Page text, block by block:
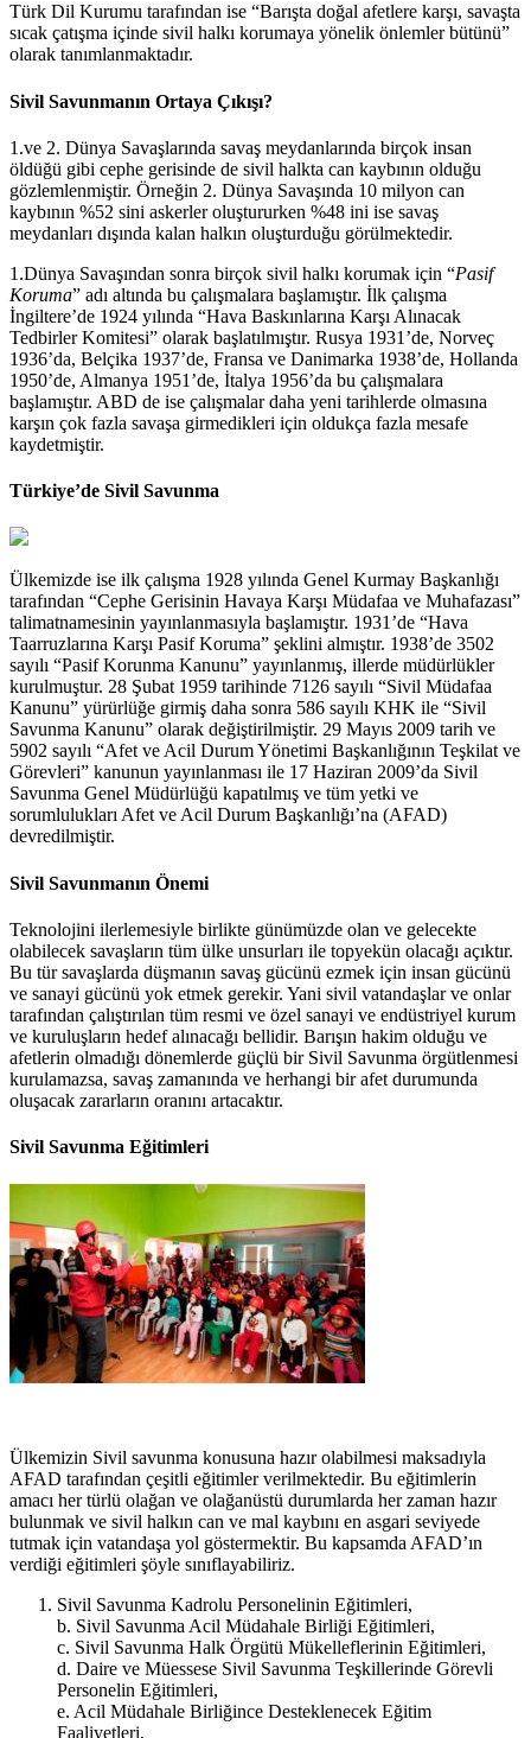
Türk Dil Kurumu tarafından ise “Barışta doğal afetlere karşı, savaşta
sıcak çatışma içinde sivil halkı korumaya yönelik önlemler bütünü”
olarak tanımlanmaktadır.
Sivil Savunmanın Ortaya Çıkışı?
1.ve 2. Dünya Savaşlarında savaş meydanlarında birçok insan
öldüğü gibi cephe gerisinde de sivil halkta can kaybının olduğu
gözlemlenmiştir. Örneğin 2. Dünya Savaşında 10 milyon can
kaybının %52 sini askerler oluştururken %48 ini ise savaş
meydanları dışında kalan halkın oluşturduğu görülmektedir.
1.Dünya Savaşından sonra birçok sivil halkı korumak için “Pasif
Koruma” adı altında bu çalışmalara başlamıştır. İlk çalışma
İngiltere’de 1924 yılında “Hava Baskınlarına Karşı Alınacak
Tedbirler Komitesi” olarak başlatılmıştır. Rusya 1931’de, Norveç
1936’da, Belçika 1937’de, Fransa ve Danimarka 1938’de, Hollanda
1950’de, Almanya 1951’de, İtalya 1956’da bu çalışmalara
başlamıştır. ABD de ise çalışmalar daha yeni tarihlerde olmasına
karşın çok fazla savaşa girmedikleri için oldukça fazla mesafe
kaydetmiştir.
Türkiye’de Sivil Savunma
Ülkemizde ise ilk çalışma 1928 yılında Genel Kurmay Başkanlığı
tarafından “Cephe Gerisinin Havaya Karşı Müdafaa ve Muhafazası”
talimatnamesinin yayınlanmasıyla başlamıştır. 1931’de “Hava
Taarruzlarına Karşı Pasif Koruma” şeklini almıştır. 1938’de 3502
sayılı “Pasif Korunma Kanunu” yayınlanmış, illerde müdürlükler
kurulmuştur. 28 Şubat 1959 tarihinde 7126 sayılı “Sivil Müdafaa
Kanunu” yürürlüğe girmiş daha sonra 586 sayılı KHK ile “Sivil
Savunma Kanunu” olarak değiştirilmiştir. 29 Mayıs 2009 tarih ve
5902 sayılı “Afet ve Acil Durum Yönetimi Başkanlığının Teşkilat ve
Görevleri” kanunun yayınlanması ile 17 Haziran 2009’da Sivil
Savunma Genel Müdürlüğü kapatılmış ve tüm yetki ve
sorumlulukları Afet ve Acil Durum Başkanlığı’na (AFAD)
devredilmiştir.
Sivil Savunmanın Önemi
Teknolojini ilerlemesiyle birlikte günümüzde olan ve gelecekte
olabilecek savaşların tüm ülke unsurları ile topyekün olacağı açıktır.
Bu tür savaşlarda düşmanın savaş gücünü ezmek için insan gücünü
ve sanayi gücünü yok etmek gerekir. Yani sivil vatandaşlar ve onlar
tarafından çalıştırılan tüm resmi ve özel sanayi ve endüstriyel kurum
ve kuruluşların hedef alınacağı bellidir. Barışın hakim olduğu ve
afetlerin olmadığı dönemlerde güçlü bir Sivil Savunma örgütlenmesi
kurulamazsa, savaş zamanında ve herhangi bir afet durumunda
oluşacak zararların oranını artacaktır.
Sivil Savunma Eğitimleri
Ülkemizin Sivil savunma konusuna hazır olabilmesi maksadıyla
AFAD tarafından çeşitli eğitimler verilmektedir. Bu eğitimlerin
amacı her türlü olağan ve olağanüstü durumlarda her zaman hazır
bulunmak ve sivil halkın can ve mal kaybını en asgari seviyede
tutmak için vatandaşa yol göstermektir. Bu kapsamda AFAD’ın
verdiği eğitimleri şöyle sınıflayabiliriz.
Sivil Savunma Kadrolu Personelinin Eğitimleri,
b. Sivil Savunma Acil Müdahale Birliği Eğitimleri,
c. Sivil Savunma Halk Örgütü Mükelleflerinin Eğitimleri,
d. Daire ve Müessese Sivil Savunma Teşkillerinde Görevli
Personelin Eğitimleri,
e. Acil Müdahale Birliğince Desteklenecek Eğitim
Faaliyetleri,